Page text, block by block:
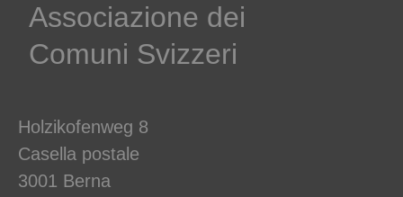
Associazione dei
Comuni Svizzeri
Holzikofenweg 8
Casella postale
3001 Berna